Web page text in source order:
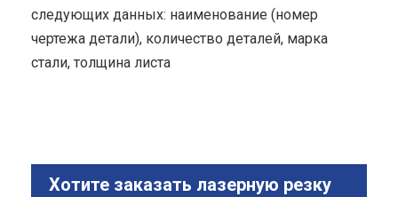
следующих данных: наименование (номер
чертежа детали), количество деталей, марка
стали, толщина листа
Хотите заказать лазерную резку